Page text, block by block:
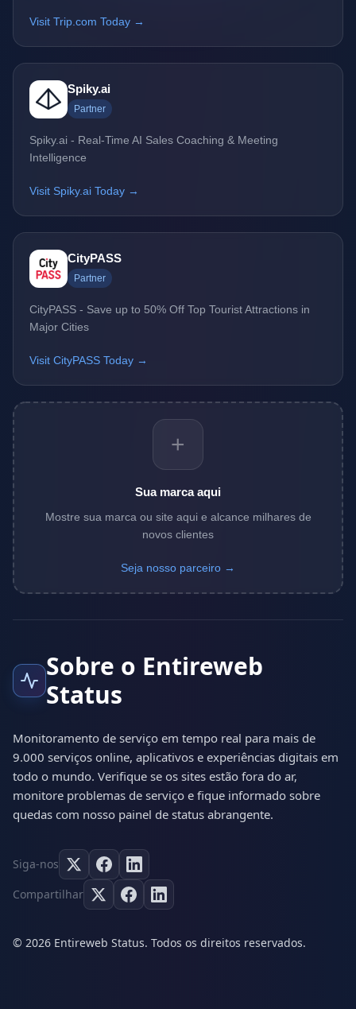
Visit Trip.com Today →
Spiky.ai
Partner
Spiky.ai - Real-Time AI Sales Coaching & Meeting
Intelligence
Visit Spiky.ai Today →
CityPASS
Partner
CityPASS - Save up to 50% Off Top Tourist Attractions in
Major Cities
Visit CityPASS Today →
+
Sua marca aqui
Mostre sua marca ou site aqui e alcance milhares de
novos clientes
Seja nosso parceiro →
Sobre o Entireweb
Status
Monitoramento de serviço em tempo real para mais de
9.000 serviços online, aplicativos e experiências digitais em
todo o mundo. Verifique se os sites estão fora do ar,
monitore problemas de serviço e fique informado sobre
quedas com nosso painel de status abrangente.
Siga-nos
Compartilhar
© 2026 Entireweb Status. Todos os direitos reservados.